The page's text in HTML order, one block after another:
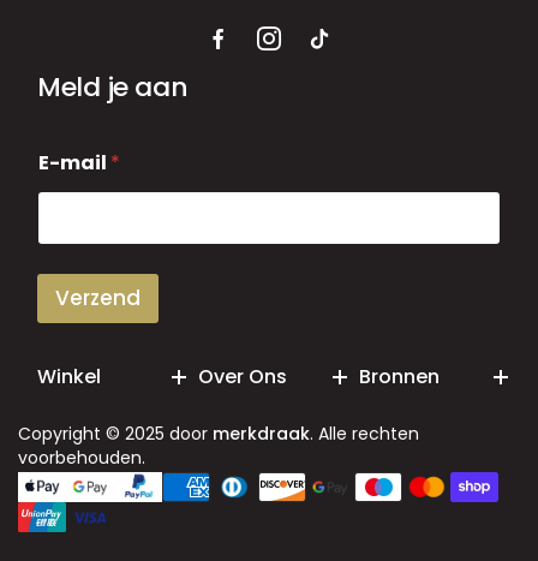
Meld je aan
-
m
i
E-mail *
Verzend
Winkel Over Ons Bronnen
Copyright © 2025 door merkdraak. Alle rechten
voorbehouden.